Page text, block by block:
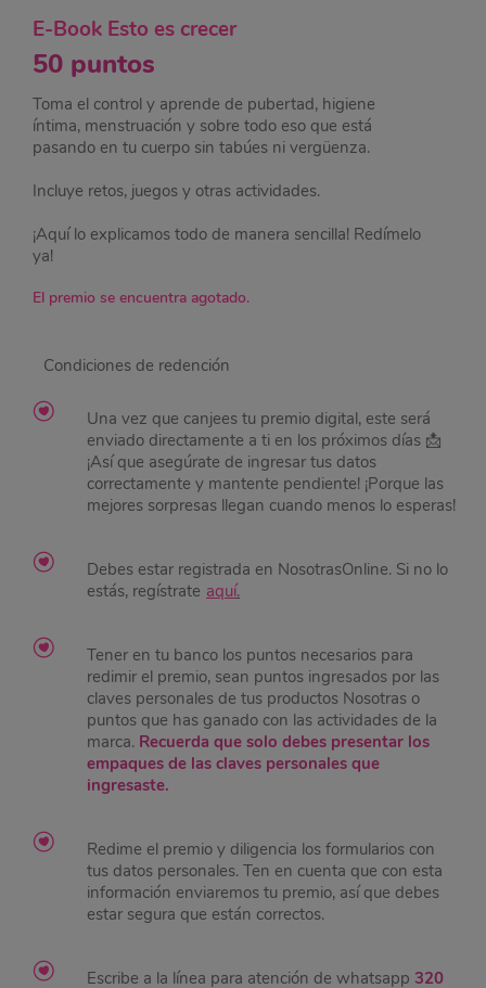
E-Book Esto es crecer
50 puntos
Toma el control y aprende de pubertad, higiene
íntima, menstruación y sobre todo eso que está
pasando en tu cuerpo sin tabúes ni vergüenza. ​
​Incluye retos, juegos y otras actividades. ​
​¡Aquí lo explicamos todo de manera sencilla! Redímelo
ya!
El premio se encuentra agotado.
Condiciones de redención
Una vez que canjees tu premio digital, este será
enviado directamente a ti en los próximos días 📩
¡Así que asegúrate de ingresar tus datos
correctamente y mantente pendiente! ¡Porque las
mejores sorpresas llegan cuando menos lo esperas!
Debes estar registrada en NosotrasOnline. Si no lo
estás, regístrate aquí.
Tener en tu banco los puntos necesarios para
redimir el premio, sean puntos ingresados por las
claves personales de tus productos Nosotras o
puntos que has ganado con las actividades de la
marca. Recuerda que solo debes presentar los
empaques de las claves personales que
ingresaste.
Redime el premio y diligencia los formularios con
tus datos personales. Ten en cuenta que con esta
información enviaremos tu premio, así que debes
estar segura que están correctos.
Escribe a la línea para atención de whatsapp 320